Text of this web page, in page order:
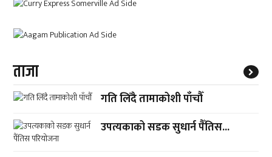
ताजा
गति लिँदै तामाकोशी पाँचौँ
उपत्यकाको सडक सुधार्न पैँतिस...